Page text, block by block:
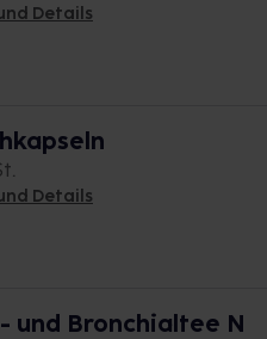
Details
Details
und Bronchialtee N